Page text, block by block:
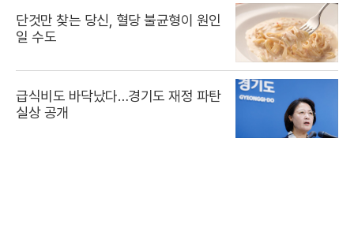
단것만 찾는 당신, 혈당 불균형이 원인
일 수도
급식비도 바닥났다…경기도 재정 파탄
실상 공개